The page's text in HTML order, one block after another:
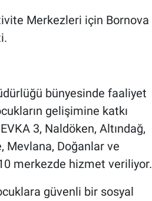
Merkezleri için Bornova
bünyesinde faaliyet
gelişimine katkı
3, Naldöken, Altındağ,
Mevlana, Doğanlar ve
merkezde hizmet veriliyor.
güvenli bir sosyal